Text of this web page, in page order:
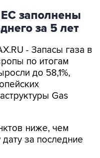
заполнены
за 5 лет
- Запасы газа в
по итогам
до 58,1%,
Gas
ниже, чем
за последние